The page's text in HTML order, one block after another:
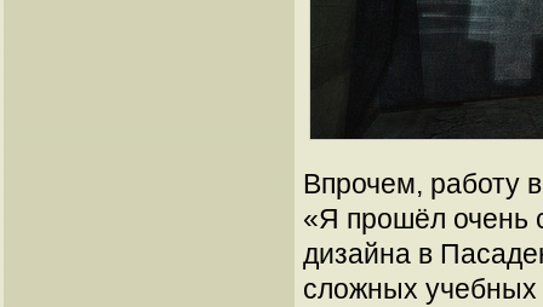
Впрочем, работу
«Я прошёл очень
дизайна в
сложных